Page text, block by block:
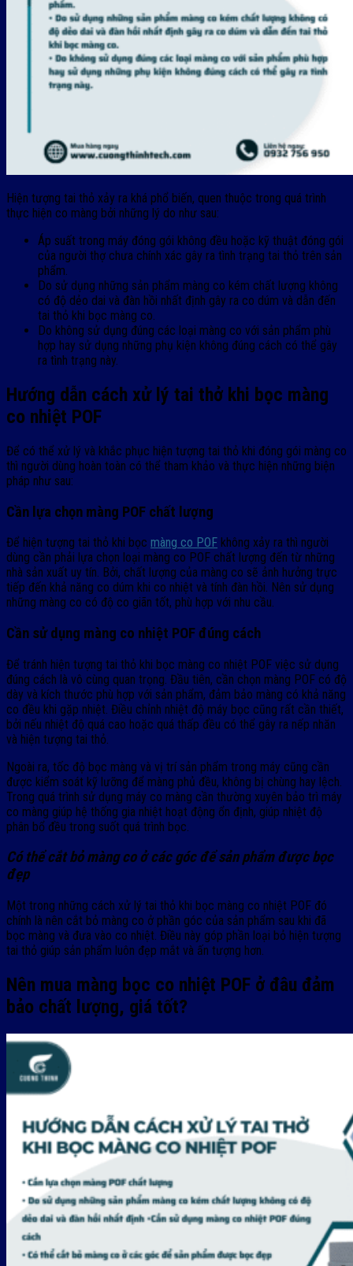
Hiện tượng tai thỏ xảy ra khá phổ biến, quen thuộc trong quá trình
thực hiện co màng bởi những lý do như sau:
Áp suất trong máy đóng gói không đều hoặc kỹ thuật đóng gói
của người thợ chưa chính xác gây ra tình trạng tai thỏ trên sản
phẩm.
Do sử dụng những sản phẩm màng co kém chất lượng không
có độ dẻo dai và đàn hồi nhất định gây ra co dúm và dẫn đến
tai thỏ khi bọc màng co.
Do không sử dụng đúng các loại màng co với sản phẩm phù
hợp hay sử dụng những phụ kiện không đúng cách có thể gây
ra tình trạng này.
Hướng dẫn cách xử lý tai thở khi bọc màng
co nhiệt POF
Để có thể xử lý và khắc phục hiện tượng tai thỏ khi đóng gói màng co
thì người dùng hoàn toàn có thể tham khảo và thực hiện những biện
pháp như sau:
Cần lựa chọn màng POF chất lượng
Để hiện tượng tai thỏ khi bọc màng co POF không xảy ra thì người
dùng cần phải lựa chọn loại màng co POF chất lượng đến từ những
nhà sản xuất uy tín. Bởi, chất lượng của màng co sẽ ảnh hưởng trực
tiếp đến khả năng co dúm khi co nhiệt và tính đàn hồi. Nên sử dụng
những màng co có độ co giãn tốt, phù hợp với nhu cầu.
Cần sử dụng màng co nhiệt POF đúng cách
Để tránh hiện tượng tai thỏ khi bọc màng co nhiệt POF việc sử dụng
đúng cách là vô cùng quan trọng. Đầu tiên, cần chọn màng POF có độ
dày và kích thước phù hợp với sản phẩm, đảm bảo màng có khả năng
co đều khi gặp nhiệt. Điều chỉnh nhiệt độ máy bọc cũng rất cần thiết,
bởi nếu nhiệt độ quá cao hoặc quá thấp đều có thể gây ra nếp nhăn
và hiện tượng tai thỏ.
Ngoài ra, tốc độ bọc màng và vị trí sản phẩm trong máy cũng cần
được kiểm soát kỹ lưỡng để màng phủ đều, không bị chùng hay lệch.
Trong quá trình sử dụng máy co màng cần thường xuyên bảo trì máy
co màng giúp hệ thống gia nhiệt hoạt động ổn định, giúp nhiệt độ
phân bổ đều trong suốt quá trình bọc.
Có thể cắt bỏ màng co ở các góc để sản phẩm được bọc
đẹp
Một trong những cách xử lý tai thỏ khi bọc màng co nhiệt POF đó
chính là nên cắt bỏ màng co ở phần góc của sản phẩm sau khi đã
bọc màng và đưa vào co nhiệt. Điều này góp phần loại bỏ hiện tượng
tai thỏ giúp sản phẩm luôn đẹp mắt và ấn tượng hơn.
Nên mua màng bọc co nhiệt POF ở đâu đảm
bảo chất lượng, giá tốt?